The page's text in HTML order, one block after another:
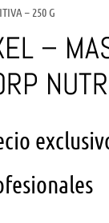
– 250 G
–